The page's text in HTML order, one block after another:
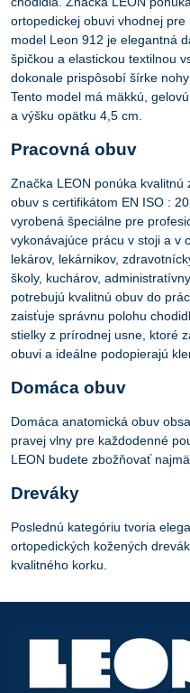
ortopedickej obuvi vhodnej
model Leon 912 je elegantná
špičkou a elastickou textilnou
dokonale prispôsobí šírke
Tento model má mäkkú,
a výšku opätku 4,5 cm.
Pracovná obuv
Značka LEON ponúka
obuv s certifikátom EN ISO :
vyrobená špeciálne pre
vykonávajúce prácu v stoji a v
lekárov, lekárnikov,
školy, kuchárov,
potrebujú kvalitnú obuv do
zaisťuje správnu polohu
stielky z prírodnej usne, ktoré
obuvi a ideálne podopierajú
Domáca obuv
Domáca anatomická obuv
pravej vlny pre každodenné
LEON budete zbožňovať
Dreváky
Poslednú kategóriu tvoria
ortopedických kožených
kvalitného korku.